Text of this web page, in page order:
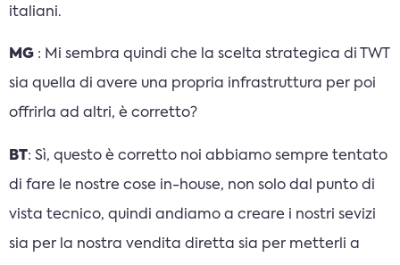
italiani.
MG : Mi sembra quindi che la scelta strategica di TWT
sia quella di avere una propria infrastruttura per poi
offrirla ad altri, è corretto?
BT: Sì, questo è corretto noi abbiamo sempre tentato
di fare le nostre cose in-house, non solo dal punto di
vista tecnico, quindi andiamo a creare i nostri sevizi
sia per la nostra vendita diretta sia per metterli a